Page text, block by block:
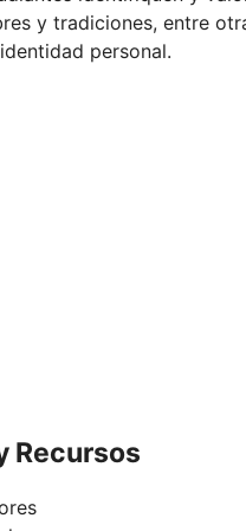
y tradiciones, entre
personal.
Recursos